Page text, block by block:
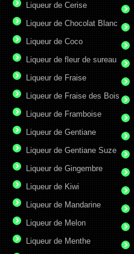
Liqueur de Cerise
Liqueur de Chocolat Blanc
Liqueur de Coco
Liqueur de fleur de sureau
Liqueur de Fraise
Liqueur de Fraise des Bois
Liqueur de Framboise
Liqueur de Gentiane
Liqueur de Gentiane Suze
Liqueur de Gingembre
Liqueur de Kiwi
Liqueur de Mandarine
Liqueur de Melon
Liqueur de Menthe